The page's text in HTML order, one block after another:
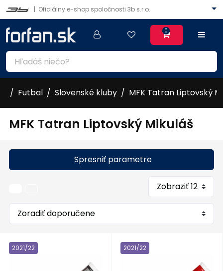
| Oficiálny e-shop spoločnosti 3b s.r.o.
0
Futbal Slovenské kluby MFK Tatran Liptovský
MFK Tatran Liptovský Mikuláš
Spresniť parametre
2021/22 2021/22